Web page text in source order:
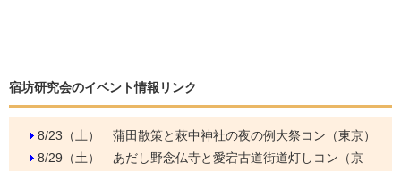
宿坊研究会のイベント情報リンク
8/23（土） 蒲田散策と萩中神社の夜の例大祭コン（東京）
8/29（土） あだし野念仏寺と愛宕古道街道灯しコン（京